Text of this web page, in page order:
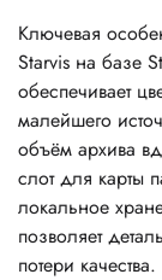
Ключевая
Starvis на базе
обеспечивает
малейшего
объём архива
слот для карты
локальное
позволяет
потери качества.